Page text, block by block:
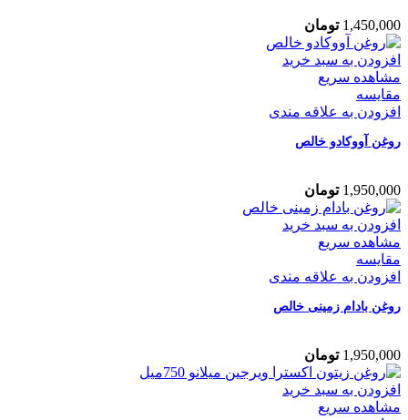
1,450,000 تومان
افزودن به سبد خرید
مشاهده سریع
مقایسه
افزودن به علاقه مندی
روغن آووکادو خالص
1,950,000 تومان
افزودن به سبد خرید
مشاهده سریع
مقایسه
افزودن به علاقه مندی
روغن بادام زمینی خالص
1,950,000 تومان
افزودن به سبد خرید
مشاهده سریع